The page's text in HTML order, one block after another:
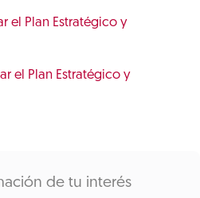
el Plan Estratégico y
el Plan Estratégico y
de tu interés